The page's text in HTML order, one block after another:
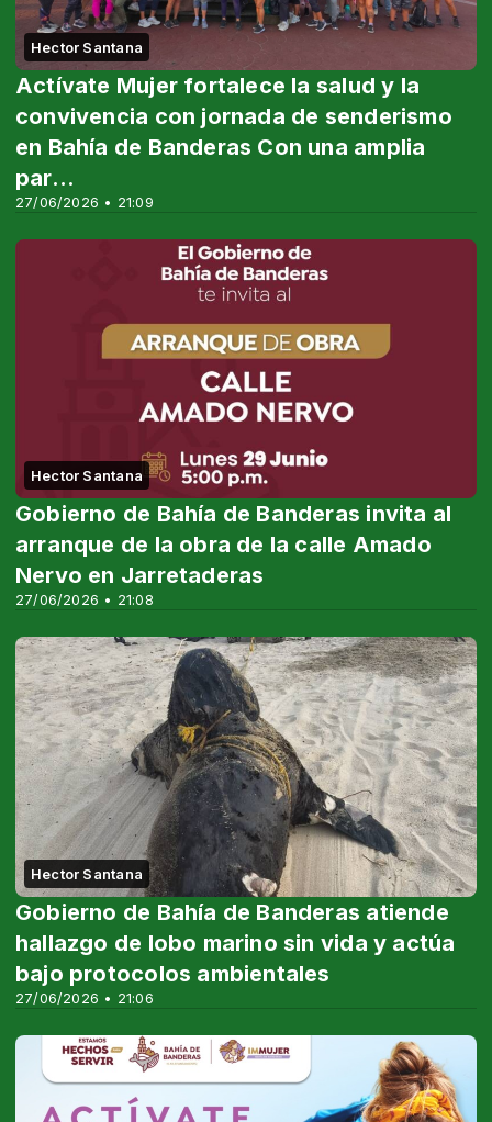
Hector Santana
27/06/2026 • 21:09
Actívate Mujer fortalece la salud y la
convivencia con jornada de senderismo
en Bahía de Banderas Con una amplia
par...
Hector Santana
27/06/2026 • 21:08
Gobierno de Bahía de Banderas invita al
arranque de la obra de la calle Amado
Nervo en Jarretaderas
Hector Santana
27/06/2026 • 21:06
Gobierno de Bahía de Banderas atiende
hallazgo de lobo marino sin vida y actúa
bajo protocolos ambientales